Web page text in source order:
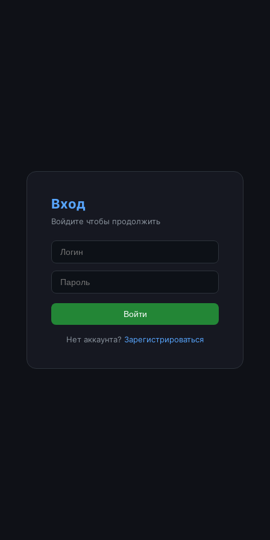
Вход
Войдите чтобы продолжить
Войти
Нет аккаунта? Зарегистрироваться